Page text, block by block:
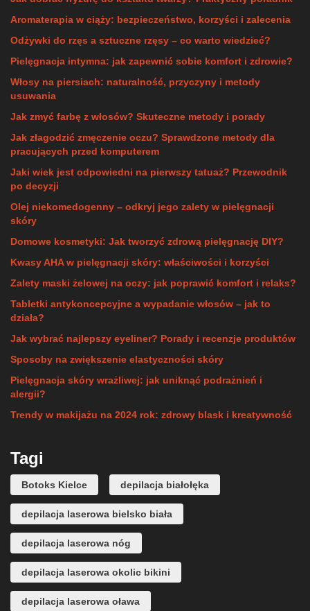
Aromaterapia w ciąży: bezpieczeństwo, korzyści i zalecenia
Odżywki do rzęs a sztuczne rzęsy – co warto wiedzieć?
Pielęgnacja intymna: jak zapewnić sobie komfort i zdrowie?
Włosy na piersiach: naturalność, przyczyny i metody
usuwania
Jak zmyć farbę z włosów? Skuteczne metody i porady
Jak złagodzić zmęczenie oczu? Sprawdzone metody dla
pracujących przed komputerem
Jaki wiek jest odpowiedni na pierwszy tatuaż? Przewodnik
po decyzji
Olej niekomedogenny – odkryj jego zalety w pielęgnacji
skóry
Domowe kosmetyki: Jak tworzyć zdrową pielęgnację DIY?
Kwasy AHA w pielęgnacji skóry: właściwości i korzyści
Zalety maski żelowej na oczy: jak poprawić komfort i relaks?
Tabletki antykoncepcyjne a wypadanie włosów – jak to
działa?
Jak wybrać najlepszy eyeliner? Porady i recenzje produktów
Sposoby na zwiększenie elastyczności skóry
Pielęgnacja skóry wrażliwej: jak uniknąć podrażnień i
alergii?
Trendy w makijażu na 2024 rok: zdrowy blask i kreatywność
Tagi
Botoks Kielce depilacja białołęka
depilacja laserowa bielsko biała
depilacja laserowa nóg
depilacja laserowa okolic bikini
depilacja laserowa oława